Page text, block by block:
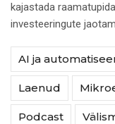
kajastada
investeeringute
AI ja
Laenud
Podcast